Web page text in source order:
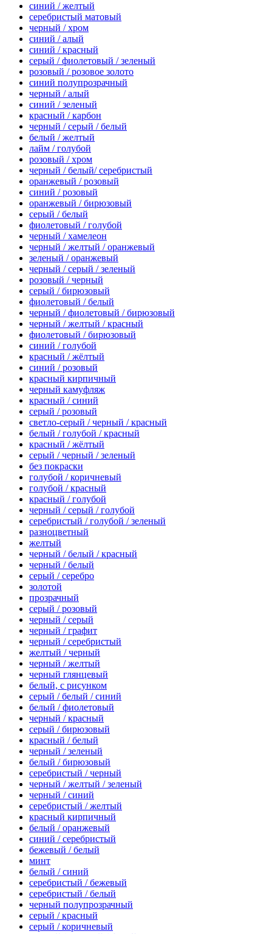
синий / желтый
серебристый матовый
черный / хром
синий / алый
синий / красный
серый / фиолетовый / зеленый
розовый / розовое золото
синий полупрозрачный
черный / алый
синий / зеленый
красный / карбон
черный / серый / белый
белый / желтый
лайм / голубой
розовый / хром
черный / белый/ серебристый
оранжевый / розовый
синий / розовый
оранжевый / бирюзовый
серый / белый
фиолетовый / голубой
черный / хамелеон
черный / желтый / оранжевый
зеленый / оранжевый
черный / серый / зеленый
розовый / черный
серый / бирюзовый
фиолетовый / белый
черный / фиолетовый / бирюзовый
черный / желтый / красный
фиолетовый / бирюзовый
синий / голубой
красный / жёлтый
синий / розовый
красный кирпичный
черный камуфляж
красный / синий
серый / розовый
светло-серый / черный / красный
белый / голубой / красный
красный / жёлтый
серый / черный / зеленый
без покраски
голубой / коричневый
голубой / красный
красный / голубой
черный / серый / голубой
серебристый / голубой / зеленый
разноцветный
желтый
черный / белый / красный
черный / белый
серый / серебро
золотой
прозрачный
серый / розовый
черный / серый
черный / графит
черный / серебристый
желтый / черный
черный / желтый
черный глянцевый
белый, с рисунком
серый / белый / синий
белый / фиолетовый
черный / красный
серый / бирюзовый
красный / белый
черный / зеленый
белый / бирюзовый
серебристый / черный
черный / желтый / зеленый
черный / синий
серебристый / желтый
красный кирпичный
белый / оранжевый
синий / серебристый
бежевый / белый
минт
белый / синий
серебристый / бежевый
серебристый / белый
черный полупрозрачный
серый / красный
серый / коричневый